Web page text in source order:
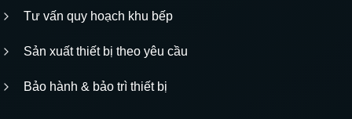
Tư vấn quy hoạch khu bếp
Sản xuất thiết bị theo yêu cầu
Bảo hành & bảo trì thiết bị